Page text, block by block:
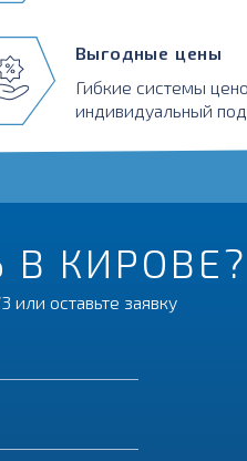
Выгодные цены
Гибкие системы
индивидуальный
В КИРОВЕ?
или оставьте заявку